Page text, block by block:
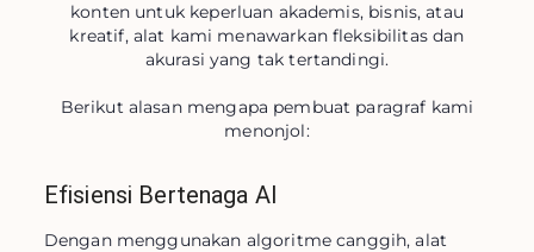
konten untuk keperluan akademis, bisnis, atau
kreatif, alat kami menawarkan fleksibilitas dan
akurasi yang tak tertandingi.
Berikut alasan mengapa pembuat paragraf kami
menonjol:
Efisiensi Bertenaga AI
Dengan menggunakan algoritme canggih, alat